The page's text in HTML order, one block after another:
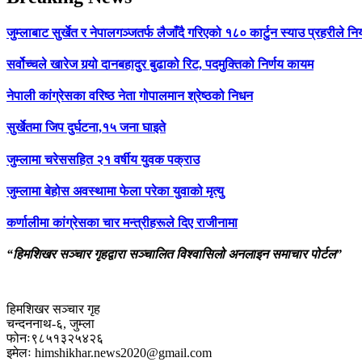
जुम्लाबाट सुर्खेत र नेपालगञ्जतर्फ लैजाँदै गरिएको १८० कार्टुन स्याउ प्रहरीले
सर्वोच्चले खारेज गर्‍यो दानबहादुर बुढाको रिट, पदमुक्तिको निर्णय कायम
नेपाली कांग्रेसका वरिष्ठ नेता गोपालमान श्रेष्ठको निधन
सुर्खेतमा जिप दुर्घटना,१५ जना घाइते
जुम्लामा चरेससहित २१ वर्षीय युवक पक्राउ
जुम्लामा बेहोस अवस्थामा फेला परेका युवाको मृत्यु
कर्णालीमा कांग्रेसका चार मन्त्रीहरूले दिए राजीनामा
“हिमशिखर सञ्चार गृहद्वारा सञ्चालित विश्वासिलो अनलाइन समाचार पोर्टल”
हिमशिखर सञ्चार गृह
चन्दननाथ-६, जुम्ला
फोनः९८५१३२५४२६
इमेलः himshikhar.news2020@gmail.com